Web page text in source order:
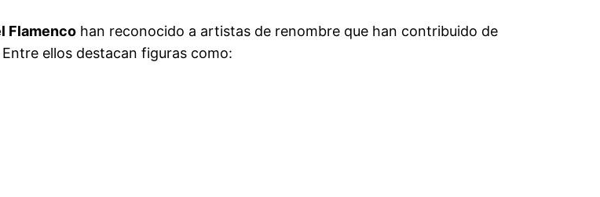
Flamenco han reconocido a artistas de renombre que han contribuido de
ellos destacan figuras como: